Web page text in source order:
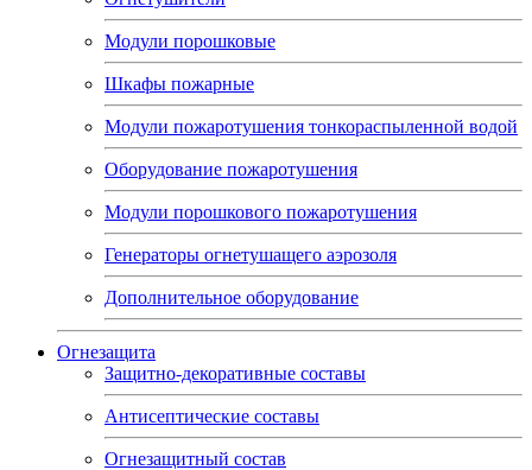
Модули порошковые
Шкафы пожарные
Модули пожаротушения тонкораспыленной водой
Оборудование пожаротушения
Модули порошкового пожаротушения
Генераторы огнетушащего аэрозоля
Дополнительное оборудование
Огнезащита
Защитно-декоративные составы
Антисептические составы
Огнезащитный состав